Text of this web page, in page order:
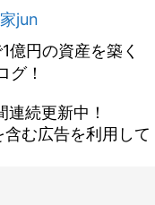
jun
億円の資産を築く
グ！
続更新中！
む広告を利用して